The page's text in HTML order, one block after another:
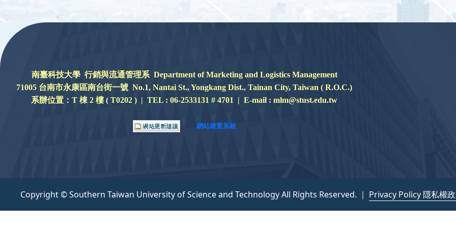
:::
南臺科技大學 行銷與流通管理系 Department of Marketing and Logistics Management
71005 台南市永康區南台街一號 No.1, Nantai St., Yongkang Dist., Tainan City, Taiwan ( R.O.C.)
系辦位置： T 棟 2 樓 ( T0202 ) | TEL : 06-2533131 # 4701 | E-mail : mlm@stust.edu.tw
網站建置系統
Copyright © Southern Taiwan University of Science and Technology All Rights Reserved. ｜ Privacy Policy 隱私權